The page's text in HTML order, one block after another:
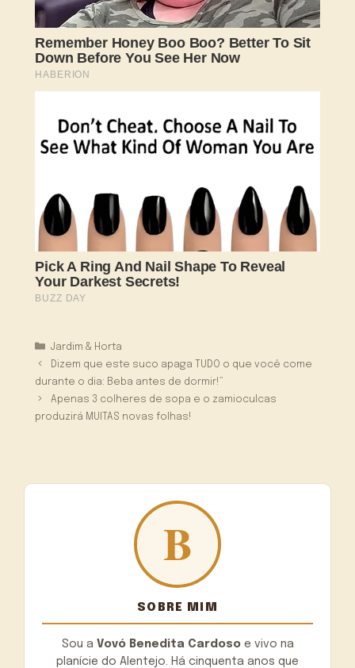
Categorias
Jardim & Horta
Dizem que este suco apaga TUDO o que você come
durante o dia: Beba antes de dormir!”
Apenas 3 colheres de sopa e o zamioculcas
produzirá MUITAS novas folhas!
SOBRE MIM
Sou a Vovó Benedita Cardosoe vivo na
planície do Alentejo. Há cinquenta anos que